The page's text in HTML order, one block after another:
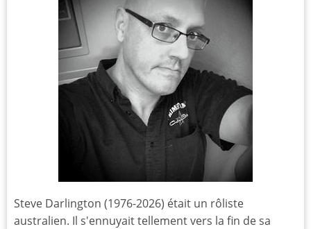
Steve Darlington (1976-2026) était un rôliste
australien. Il s'ennuyait tellement vers la fin de sa